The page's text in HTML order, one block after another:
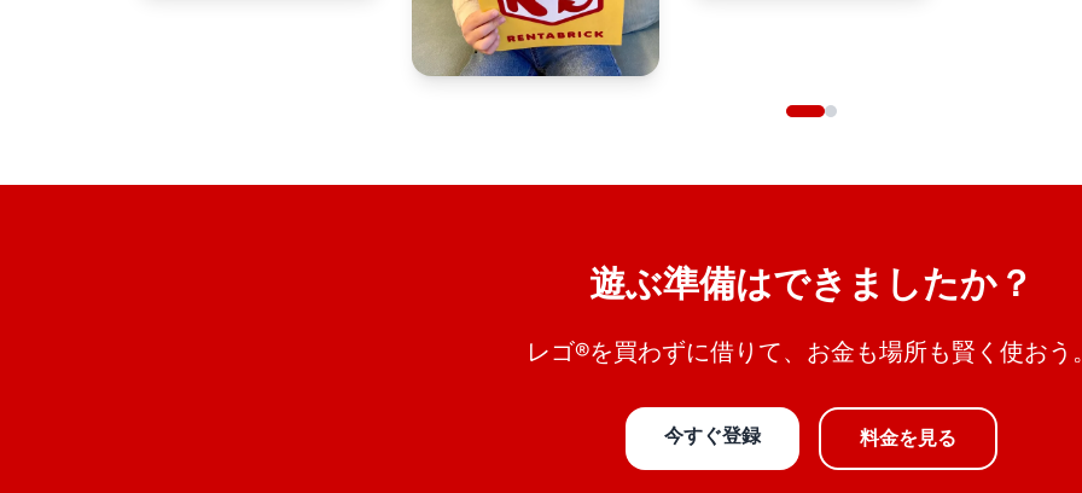
遊ぶ準備はできましたか？
レゴ®を買わずに借りて、お金も場所も賢く使おう
今すぐ登録 料金を見る